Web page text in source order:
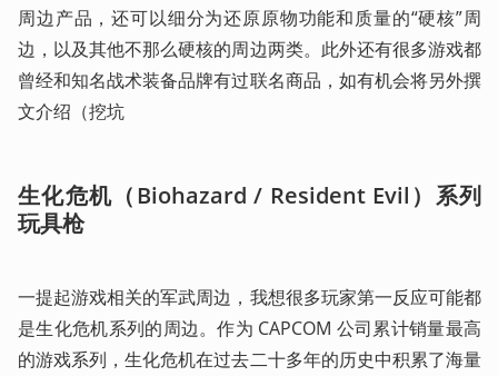
周边产品，还可以细分为还原原物功能和质量的“硬核”周
边，以及其他不那么硬核的周边两类。此外还有很多游戏都
曾经和知名战术装备品牌有过联名商品，如有机会将另外撰
文介绍（挖坑
生化危机（Biohazard / Resident Evil）系列
玩具枪
一提起游戏相关的军武周边，我想很多玩家第一反应可能都
是生化危机系列的周边。作为 CAPCOM 公司累计销量最高
的游戏系列，生化危机在过去二十多年的历史中积累了海量